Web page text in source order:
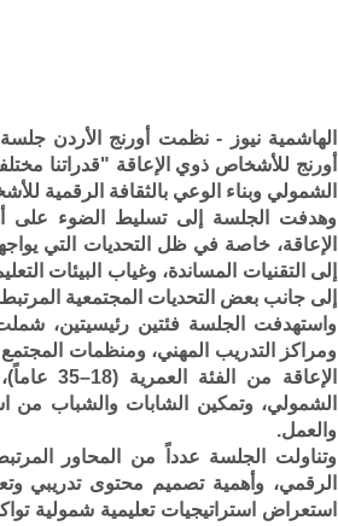
الهاشمية نيوز -نظمت أورنج الأردن جلسة
أورنج للأشخاص ذوي الإعاقة "قدراتنا
الشمولي وبناء الوعي بالثقافة الرقمية
وهدفت الجلسة إلى تسليط الضوء على
الإعاقة، خاصة في ظل التحديات التي
إلى التقنيات المساندة، وغياب البيئات
إلى جانب بعض التحديات المجتمعية
واستهدفت الجلسة فئتين رئيسيتين،
ومراكز التدريب المهني، ومنظمات
الإعاقة
الشمولي، وتمكين الشابات والشباب من
والعمل.
وتناولت الجلسة عدداً من المحاور
الرقمي، وأهمية تصميم محتوى تدريبي
استعراض استراتيجيات تعليمية شمولية